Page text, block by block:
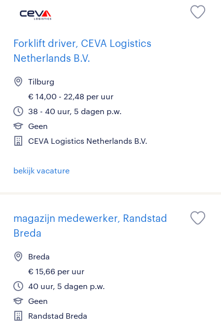
Forklift driver, CEVA Logistics
Netherlands B.V.
Tilburg
€ 14,00 - 22,48 per uur
38 - 40 uur, 5 dagen p.w.
Geen
CEVA Logistics Netherlands B.V.
bekijk vacature
magazijn medewerker, Randstad
Breda
Breda
€ 15,66 per uur
40 uur, 5 dagen p.w.
Geen
Randstad Breda